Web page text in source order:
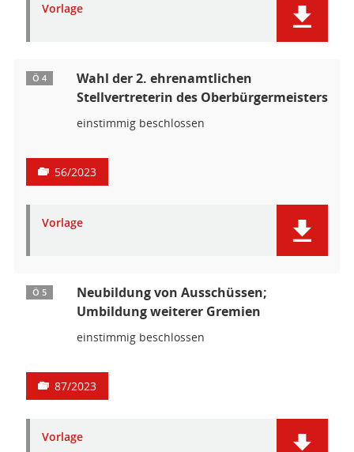
Vorlage
Ö 4
Wahl der 2. ehrenamtlichen
Stellvertreterin des Oberbürgermeisters
einstimmig beschlossen
56/2023
Vorlage
Ö 5
Neubildung von Ausschüssen;
Umbildung weiterer Gremien
einstimmig beschlossen
87/2023
Vorlage